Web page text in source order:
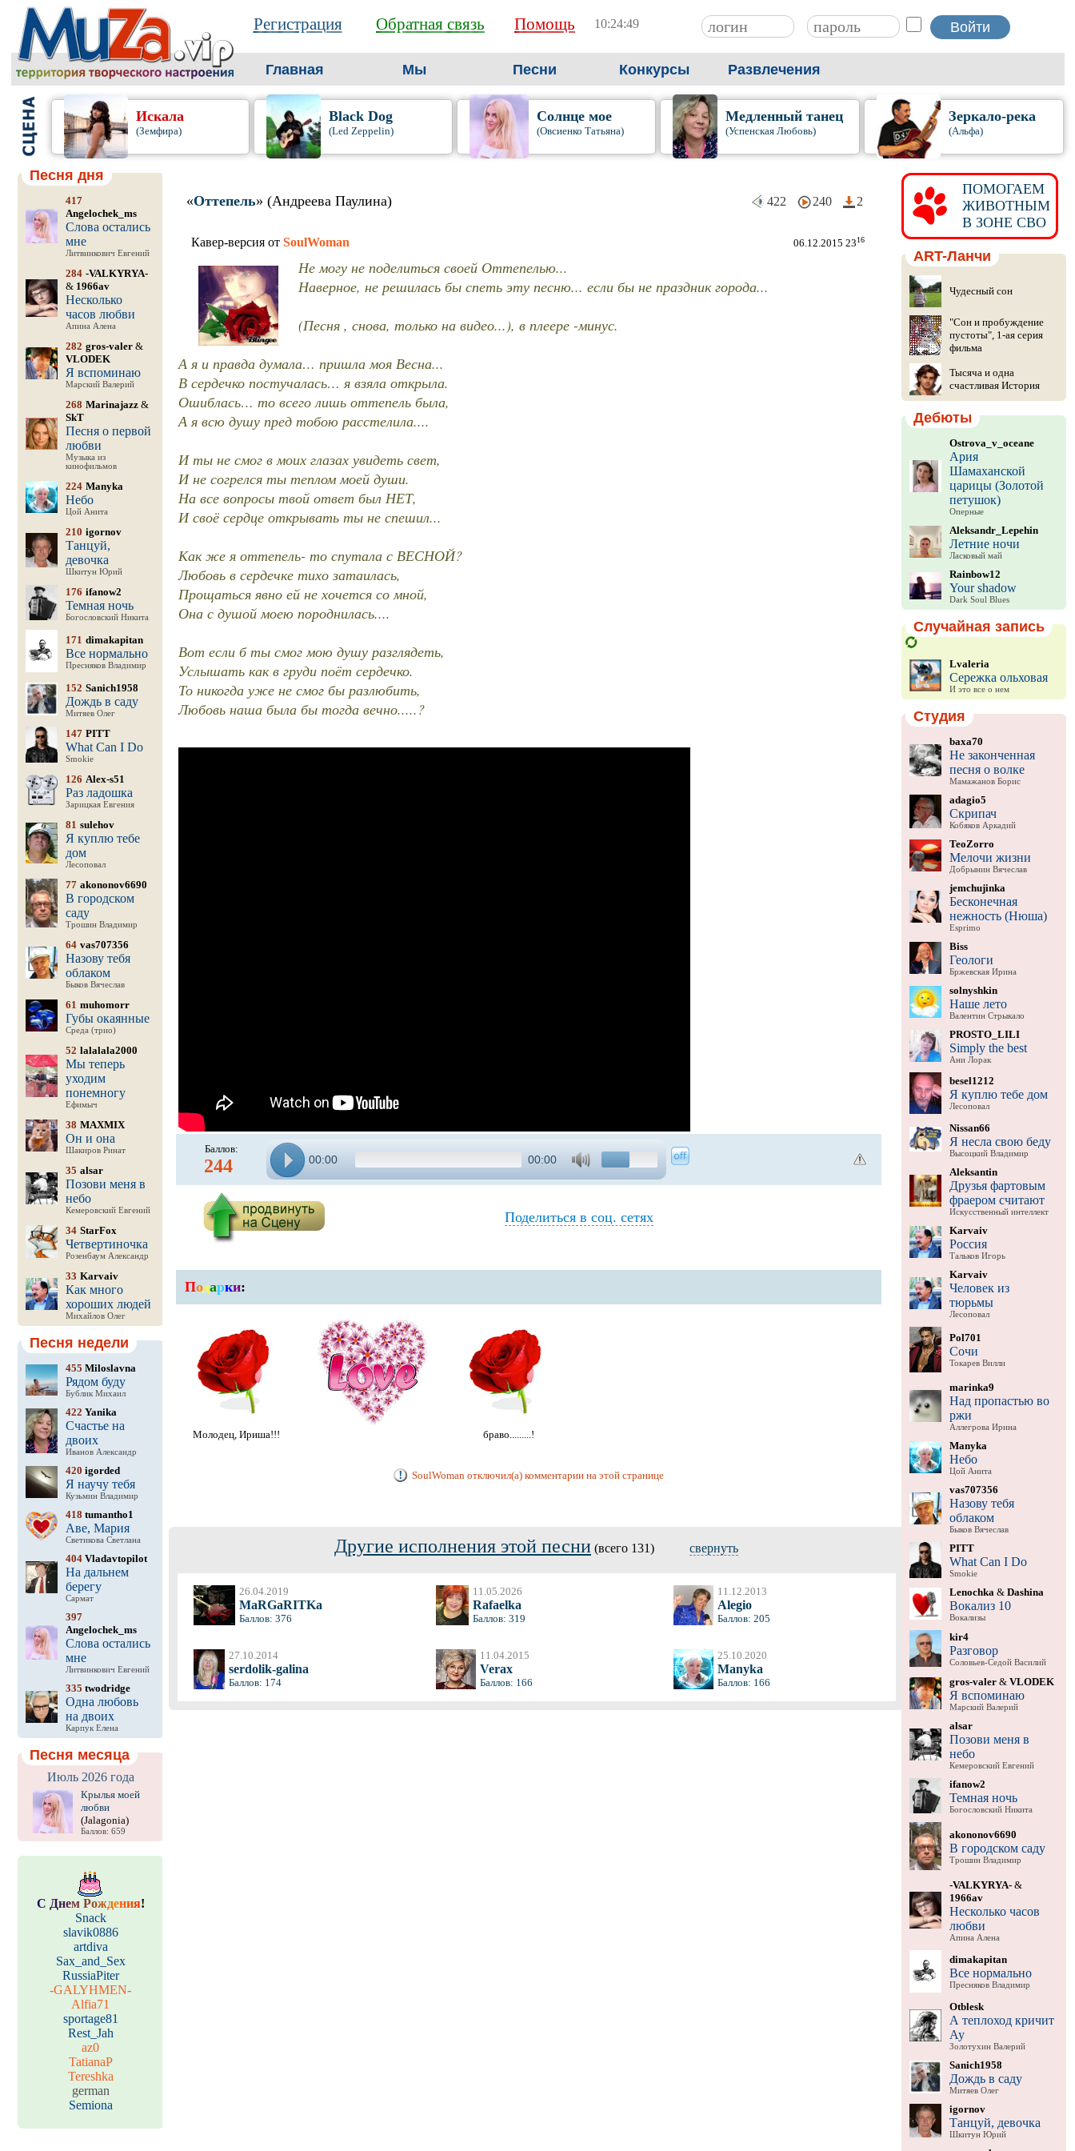
Регистрация Обратная связь Помощь 10:24:50
Главная Мы Песни Конкурсы Развлечения
Искала
(Земфира)
Black Dog
(Led Zeppelin)
Солнце мое
(Овсиенко Татьяна)
Медленный танец
(Успенская Любовь)
Зеркало-река
(Альфа)
Песня дня
417
Angelochek_ms
Слова остались
мне
Литвинкович Евгений
284 -VALKYRYA-
& 1966av
Несколько
часов любви
Апина Алена
282 gros-valer&
VLODEK
Я вспоминаю
Марский Валерий
268 Marinajazz&
SkT
Песня о первой
любви
Музыка из
кинофильмов
224 Manyka
Небо
Цой Анита
210 igornov
Танцуй,
девочка
Шкитун Юрий
176 ifanow2
Темная ночь
Богословский Никита
171 dimakapitan
Все нормально
Пресняков Владимир
152 Sanich1958
Дождь в саду
Митяев Олег
147 PITT
What Can I Do
Smokie
126 Alex-s51
Раз ладошка
Зарицкая Евгения
81 sulehov
Я куплю тебе
дом
Лесоповал
77 akononov6690
В городском
саду
Трошин Владимир
64 vas707356
Назову тебя
облаком
Быков Вячеслав
61 muhomorr
Губы окаянные
Среда (трио)
52 lalalala2000
Мы теперь
уходим
понемногу
Ефимыч
38 MAXMIX
Он и она
Шакиров Ринат
35 alsar
Позови меня в
небо
Кемеровский Евгений
34 StarFox
Четвертиночка
Розенбаум Александр
33 Karvaiv
Как много
хороших людей
Михайлов Олег
Песня недели
455 Miloslavna
Рядом буду
Бублик Михаил
422 Yanika
Счастье на
двоих
Иванов Александр
420 igorded
Я научу тебя
Кузьмин Владимир
418 tumantho1
Аве, Мария
Светикова Светлана
404Vladavtopilot
На дальнем
берегу
Сармат
397
Angelochek_ms
Слова остались
мне
Литвинкович Евгений
335 twodridge
Одна любовь
на двоих
Карпук Елена
Песня месяца
Июль 2026 года
Крылья моей
любви
(Jalagonia)
Баллов: 659
С Днем Рождения!
Snack
slavik0886
artdiva
Sax_and_Sex
RussiaPiter
-GALYHMEN-
Alfia71
sportage81
Rest_Jah
az0
TatianaP
Tereshka
german
Semiona
«Оттепель» (Андреева Паулина) 422 240 2
Кавер-версия от SoulWoman 06.12.2015 2316
Не могу не поделиться своей Оттепелью...
Наверное, не решилась бы спеть эту песню... если бы не праздник города...
(Песня , снова, только на видео...), в плеере -минус.
А я и правда думала… пришла моя Весна...
В сердечко постучалась… я взяла открыла.
Ошиблась… то всего лишь оттепель была,
А я всю душу пред тобою расстелила....
И ты не смог в моих глазах увидеть свет,
И не согрелся ты теплом моей души.
На все вопросы твой ответ был НЕТ,
И своё сердце открывать ты не спешил...
Как же я оттепель- то спутала с ВЕСНОЙ?
Любовь в сердечке тихо затаилась,
Прощаться явно ей не хочется со мной,
Она с душой моею породнилась....
Вот если б ты смог мою душу разглядеть,
Услышать как в груди поёт сердечко.
То никогда уже не смог бы разлюбить,
Любовь наша была бы тогда вечно.....?
Баллов:
244 00:00 00:00
Поделиться в соц. сетях
Подарки:
Молодец, Ириша!!! браво.........!
SoulWoman отключил(а) комментарии на этой странице
Другие исполнения этой песни (всего 131) свернуть
26.04.2019
MaRGaRITKa
Баллов: 376
11.05.2026
Rafaelka
Баллов: 319
11.12.2013
Alegio
Баллов: 205
27.10.2014
serdolik-galina
Баллов: 174
11.04.2015
Verax
Баллов: 166
25.10.2020
Manyka
Баллов: 166
ПОМОГАЕМ
ЖИВОТНЫМ
В ЗОНЕ СВО
ART-Ланчи
Чудесный сон
"Сон и пробуждение
пустоты", 1-ая серия
фильма
Тысяча и одна
счастливая История
Дебюты
Ostrova_v_oceane
Ария
Шамаханской
царицы (Золотой
петушок)
Оперные
Aleksandr_Lepehin
Летние ночи
Ласковый май
Rainbow12
Your shadow
Dark Soul Blues
Случайная запись
Lvaleria
Сережка ольховая
И это все о нем
Студия
baxa70
Не законченная
песня о волке
Мамажанов Борис
adagio5
Скрипач
Кобяков Аркадий
TeoZorro
Мелочи жизни
Добрынин Вячеслав
jemchujinka
Бесконечная
нежность (Нюша)
Esprimo
Biss
Геологи
Бржевская Ирина
solnyshkin
Наше лето
Валентин Стрыкало
PROSTO_LILI
Simply the best
Ани Лорак
besel1212
Я куплю тебе дом
Лесоповал
Nissan66
Я несла свою беду
Высоцкий Владимир
Aleksantin
Друзья фартовым
фраером считают
Искусственный интеллект
Karvaiv
Россия
Тальков Игорь
Karvaiv
Человек из
тюрьмы
Лесоповал
Pol701
Сочи
Токарев Вилли
marinka9
Над пропастью во
ржи
Аллегрова Ирина
Manyka
Небо
Цой Анита
vas707356
Назову тебя
облаком
Быков Вячеслав
PITT
What Can I Do
Smokie
Lenochka & Dashina
Вокализ 10
Вокализы
kir4
Разговор
Соловьев-Седой Василий
gros-valer& VLODEK
Я вспоминаю
Марский Валерий
alsar
Позови меня в
небо
Кемеровский Евгений
ifanow2
Темная ночь
Богословский Никита
akononov6690
В городском саду
Трошин Владимир
-VALKYRYA-&
1966av
Несколько часов
любви
Апина Алена
dimakapitan
Все нормально
Пресняков Владимир
Otblesk
А теплоход кричит
Ау
Золотухин Валерий
Sanich1958
Дождь в саду
Митяев Олег
igornov
Танцуй, девочка
Шкитун Юрий